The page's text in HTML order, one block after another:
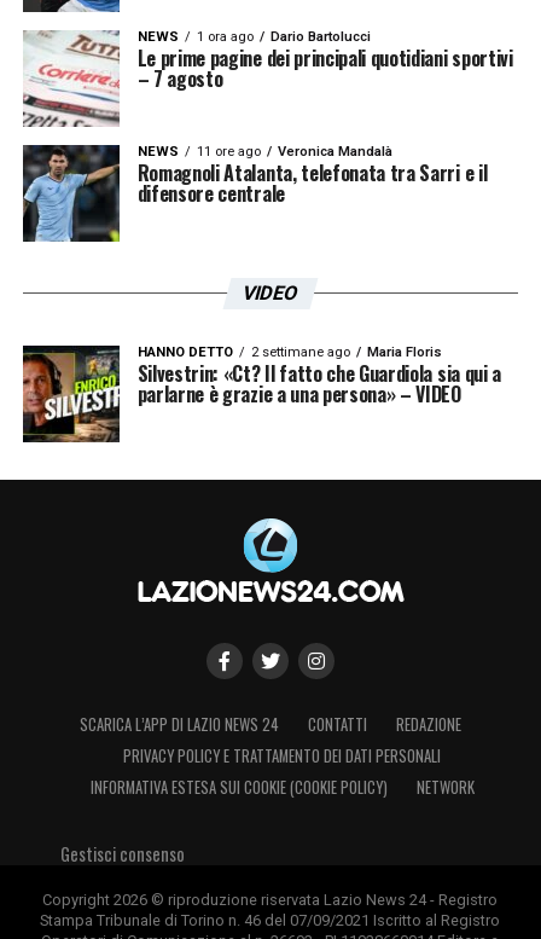
NEWS 1 ora ago Dario Bartolucci
Le prime pagine dei principali quotidiani sportivi
– 7 agosto
NEWS 11 ore ago Veronica Mandalà
Romagnoli Atalanta, telefonata tra Sarri e il
difensore centrale
VIDEO
HANNO DETTO 2 settimane ago Maria Floris
Silvestrin: «Ct? Il fatto che Guardiola sia qui a
parlarne è grazie a una persona» – VIDEO
SCARICA L’APP DI LAZIO NEWS 24 CONTATTI
REDAZIONE
PRIVACY POLICY E TRATTAMENTO DEI DATI PERSONALI
INFORMATIVA ESTESA SUI COOKIE (COOKIE POLICY)
NETWORK
Gestisci consenso
Copyright 2026 © riproduzione riservata Lazio News 24 - Registro
Stampa Tribunale di Torino n. 46 del 07/09/2021 Iscritto al Registro